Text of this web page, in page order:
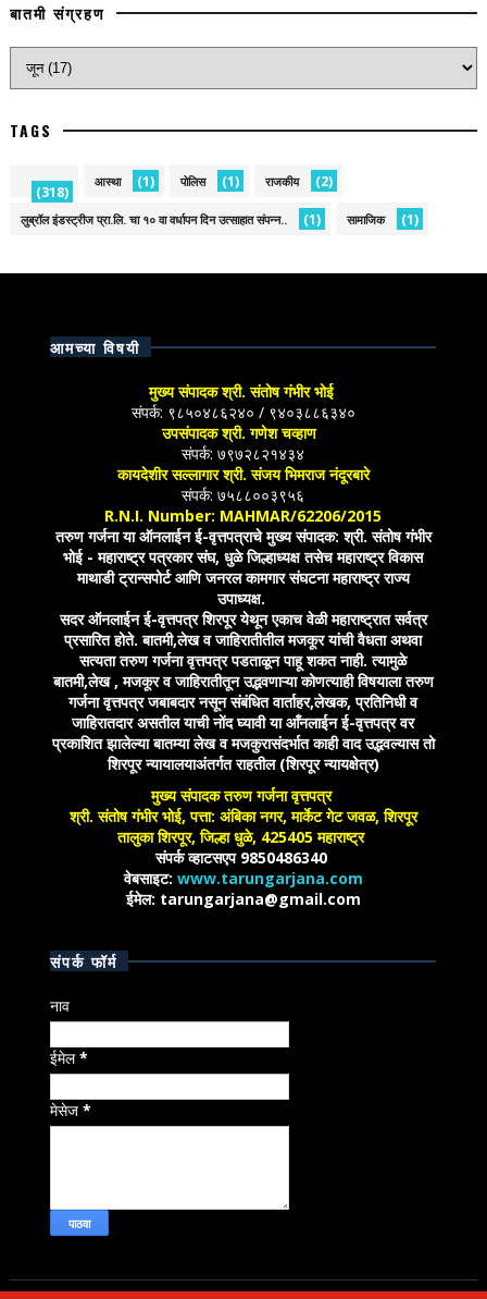
बातमी संग्रहण
TAGS
(318)
आस्था (1) पोलिस (1) राजकीय (2)
लुब्रॉल इंडस्ट्रीज प्रा.लि. चा १० वा वर्धापन दिन उत्साहात संपन्न.. (1) सामाजिक (1)
आमच्या विषयी
मुख्य संपादक श्री. संतोष गंभीर भोई
संपर्क: ९८५०४८६२४० / ९४०३८८६३४०
उपसंपादक श्री. गणेश चव्हाण
संपर्क: ७९७२८२१४३४
कायदेशीर सल्लागार श्री. संजय भिमराज नंदूरबारे
संपर्क: ७५८८००३९५६
R.N.I. Number: MAHMAR/62206/2015
तरुण गर्जना या ऑनलाईन ई-वृत्तपत्राचे मुख्य संपादक: श्री. संतोष गंभीर
भोई - महाराष्ट्र पत्रकार संघ, धुळे जिल्हाध्यक्ष तसेच महाराष्ट्र विकास
माथाडी ट्रान्सपोर्ट आणि जनरल कामगार संघटना महाराष्ट्र राज्य
उपाध्यक्ष.
सदर ऑनलाईन ई-वृत्तपत्र शिरपूर येथून एकाच वेळी महाराष्ट्रात सर्वत्र
प्रसारित होते. बातमी,लेख व जाहिरातीतील मजकूर यांची वैधता अथवा
सत्यता तरुण गर्जना वृत्तपत्र पडताळून पाहू शकत नाही. त्यामुळे
बातमी,लेख , मजकूर व जाहिरातीतून उद्भवणाऱ्या कोणत्याही विषयाला तरुण
गर्जना वृत्तपत्र जबाबदार नसून संबंधित वार्ताहर,लेखक, प्रतिनिधी व
जाहिरातदार असतील याची नोंद घ्यावी या आँनलाईन ई-वृत्तपत्र वर
प्रकाशित झालेल्या बातम्या लेख व मजकुरासंदर्भात काही वाद उद्भवल्यास तो
शिरपूर न्यायालयाअंतर्गत राहतील (शिरपूर न्यायक्षेत्र)
मुख्य संपादक तरुण गर्जना वृत्तपत्र
श्री. संतोष गंभीर भोई, पत्ता: अंबिका नगर, मार्केट गेट जवळ, शिरपूर
तालुका शिरपूर, जिल्हा धुळे, 425405 महाराष्ट्र
संपर्क व्हाटसएप 9850486340
वेबसाइट: www.tarungarjana.com
ईमेल: tarungarjana@gmail.com
संपर्क फॉर्म
नाव
ईमेल*
मेसेज*